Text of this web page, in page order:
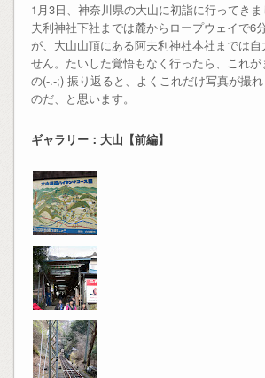
1月3日、神奈川県の大山に初詣に行ってき
夫利神社下社までは麓からロープウェイで6
が、大山山頂にある阿夫利神社本社までは自
せん。たいした覚悟もなく行ったら、これ
の(-.-;) 振り返ると、よくこれだけ写真が撮
のだ、と思います。
ギャラリー：大山【前編】